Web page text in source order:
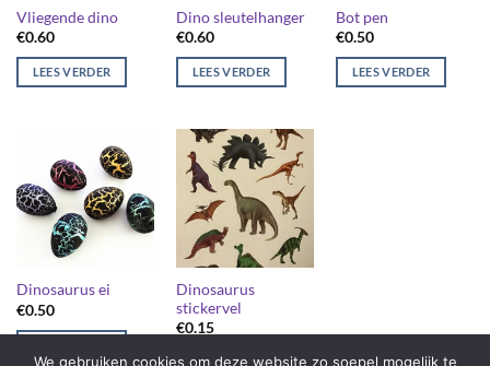
Vliegende dino
€0.60
LEES VERDER
Dino sleutelhanger
€0.60
LEES VERDER
Bot pen
€0.50
LEES VERDER
Dinosaurus ei
€0.50
Dinosaurus
stickervel
€0.15
LEES VERDER
We gebruiken cookies om deze website zo soepel mogelijk te